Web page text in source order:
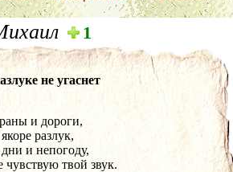
1
не угаснет
и дороги,
разлук,
и непогоду,
твой звук.